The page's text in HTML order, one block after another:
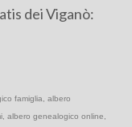
dei Viganò:
famiglia, albero
, albero genealogico online,